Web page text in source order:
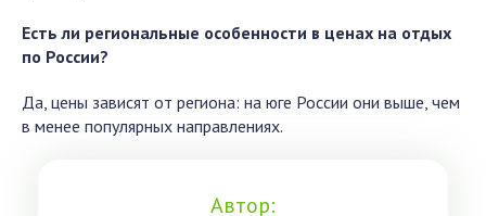
Есть ли региональные особенности в ценах на отдых
по России?
Да, цены зависят от региона: на юге России они выше, чем
в менее популярных направлениях.
Автор: